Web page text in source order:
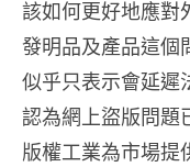
該如何更好地應對
發明品及產品這個
似乎只表示會延遲
認為網上盜版問題
版權工業為市場提